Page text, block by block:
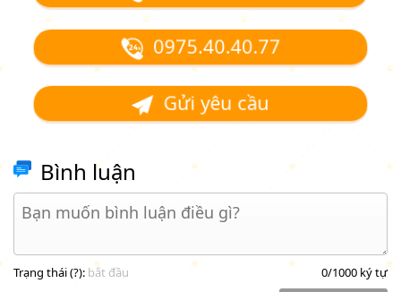
0975.40.40.77
Gửi yêu cầu
Bình luận
Trạng thái (?): bắt đầu 0/1000 ký tự